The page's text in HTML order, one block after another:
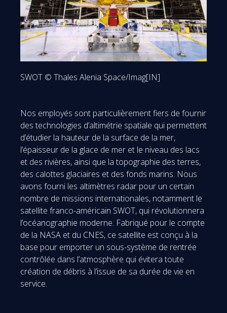
SWOT © Thales Alenia Space/Imag[IN]
Nos employés sont particulièrement fiers de fournir
des technologies d’altimétrie spatiale qui permettent
d’étudier la hauteur de la surface de la mer,
l’épaisseur de la glace de mer et le niveau des lacs
et des rivières, ainsi que la topographie des terres,
des calottes glaciaires et des fonds marins. Nous
avons fourni les altimètres radar pour un certain
nombre de missions internationales, notamment le
satellite franco-américain SWOT, qui révolutionnera
l’océanographie moderne. Fabriqué pour le compte
de la NASA et du CNES, ce satellite est conçu à la
base pour emporter un sous-système de rentrée
contrôlée dans l’atmosphère qui évitera toute
création de débris à l’issue de sa durée de vie en
service.